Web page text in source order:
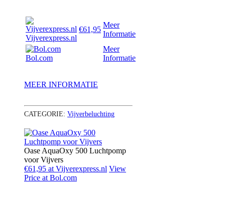
Vijverexpress.nl
€61,95
Meer
Informatie
Bol.com
Meer
Informatie
MEER INFORMATIE
CATEGORIE: Vijverbeluchting
Oase AquaOxy 500 Luchtpomp
voor Vijvers
€61,95 at Vijverexpress.nl View
Price at Bol.com